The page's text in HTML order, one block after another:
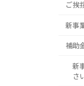
ご挨
新事
補助
新
さ